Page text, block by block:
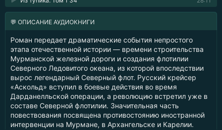
💬 ОПИСАНИЕ АУДИОКНИГИ
Роман передает драматические события непростого
этапа отечественной истории — времени строительства
Мурманской железной дороги и создания флотилии
Северного Ледовитого океана, из которой впоследствии
вырос легендарный Северный флот. Русский крейсер
«Аскольд» вступил в боевые действия во время
Дарданелльской операции, а революцию встретил уже в
составе Северной флотилии. Значительная часть
повествования посвящена противостоянию иностранной
интервенции на Мурмане, в Архангельске и Карелии.